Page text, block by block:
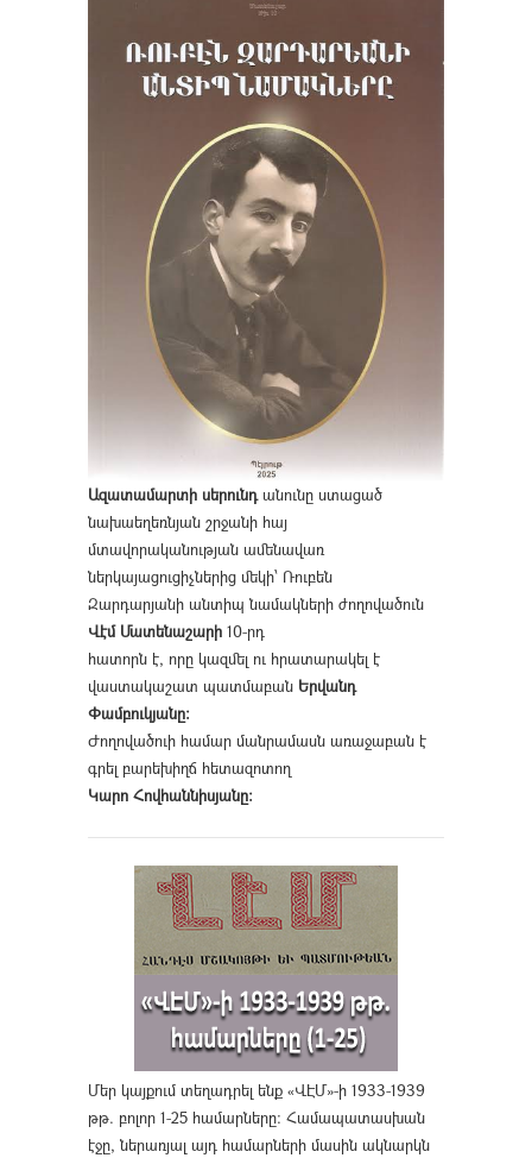
Ազատամարտի սերունդանունը ստացած
նախաեղեռնյան շրջանի հայ
մտավորականության ամենավառ
ներկայացուցիչներից մեկի՝ Ռուբեն
Զարդարյանի անտիպ նամակների ժողովածուն
Վէմ Մատենաշարի 10-րդ
հատորն է, որը կազմել ու հրատարակել է
վաստակաշատ պատմաբան Երվանդ
Փամբուկյանը։
Ժողովածուի համար մանրամասն առաջաբան է
գրել բարեխիղճ հետազոտող
Կարո Հովհաննիսյանը։
Մեր կայքում տեղադրել ենք «ՎԷՄ»-ի 1933-1939
թթ. բոլոր 1-25 համարները։ Համապատասխան
էջը, ներառյալ այդ համարների մասին ակնարկն